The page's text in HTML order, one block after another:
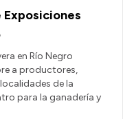
Exposiciones
en Río Negro
a productores,
de la
para la ganadería y